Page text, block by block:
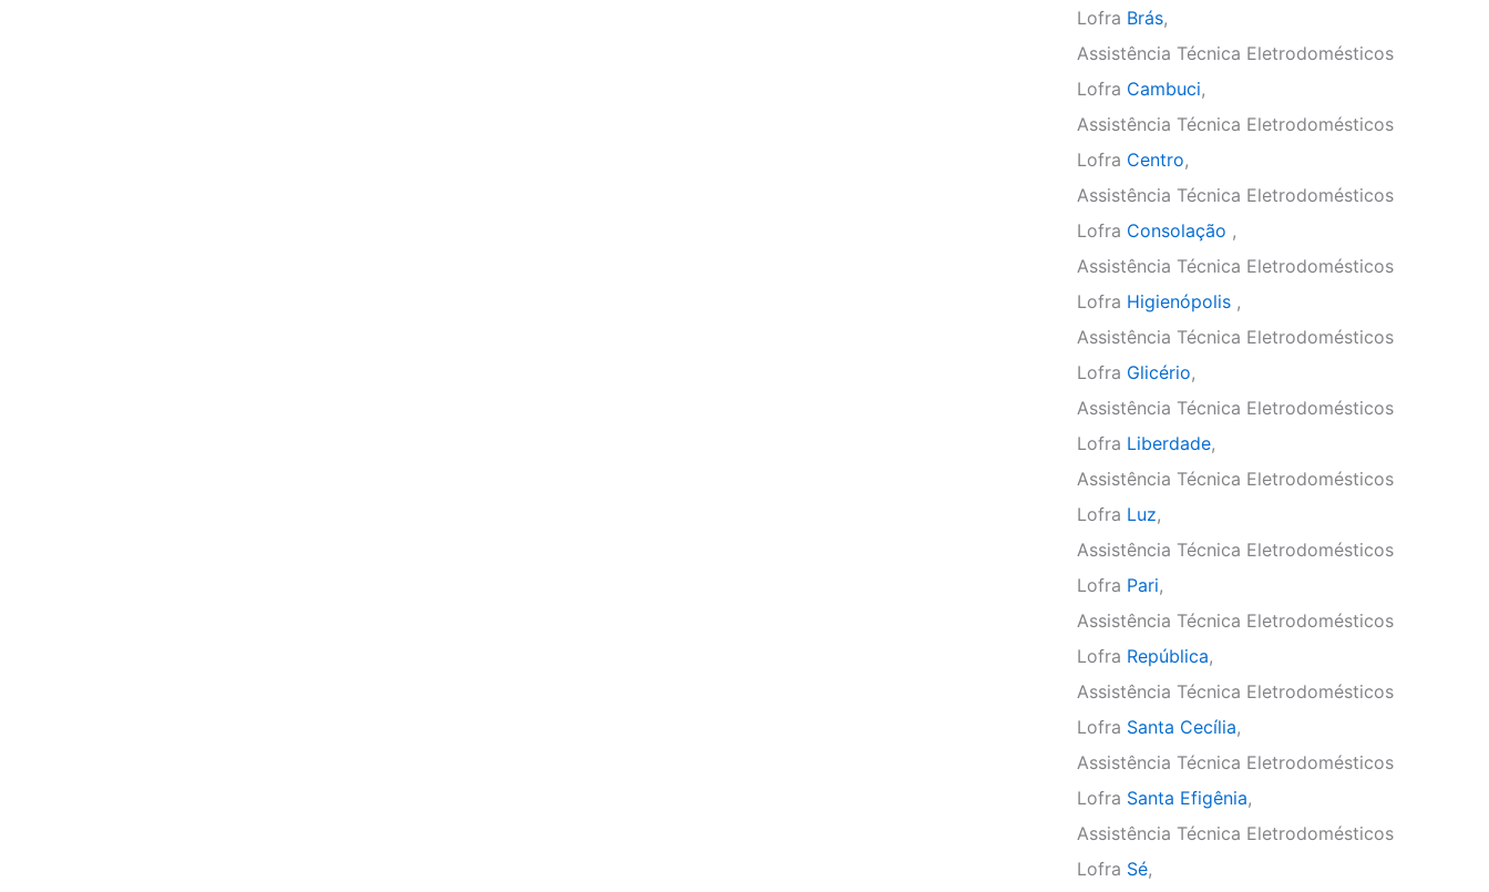
Lofra Brás,
Assistência Técnica Eletrodomésticos
Lofra Cambuci,
Assistência Técnica Eletrodomésticos
Lofra Centro,
Assistência Técnica Eletrodomésticos
Lofra Consolação ,
Assistência Técnica Eletrodomésticos
Lofra Higienópolis ,
Assistência Técnica Eletrodomésticos
Lofra Glicério,
Assistência Técnica Eletrodomésticos
Lofra Liberdade,
Assistência Técnica Eletrodomésticos
Lofra Luz,
Assistência Técnica Eletrodomésticos
Lofra Pari,
Assistência Técnica Eletrodomésticos
Lofra República,
Assistência Técnica Eletrodomésticos
Lofra Santa Cecília,
Assistência Técnica Eletrodomésticos
Lofra Santa Efigênia,
Assistência Técnica Eletrodomésticos
Lofra Sé,